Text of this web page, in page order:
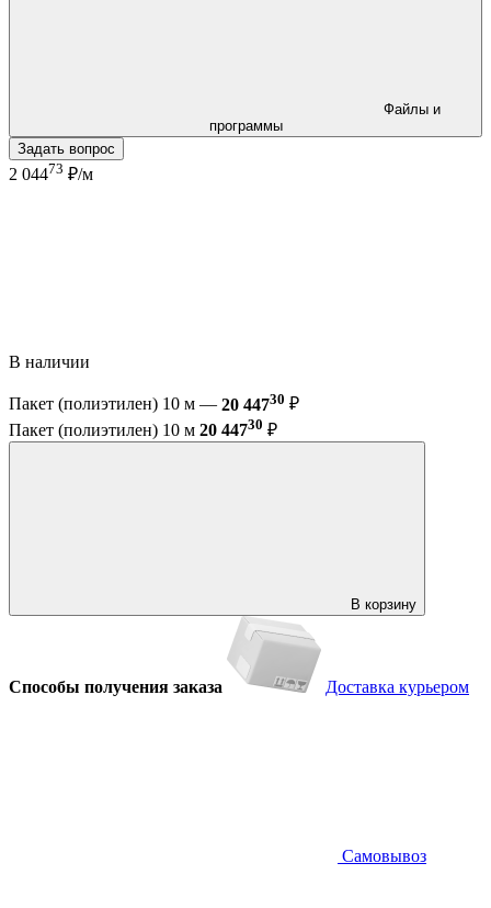
программы
Задать вопрос
2 04473 ₽/м
В наличии
Пакет (полиэтилен) 10 м — 20 44730 ₽
Пакет (полиэтилен) 10 м 20 44730 ₽
В корзину
Способы получения заказа Доставка курьером
Самовывоз